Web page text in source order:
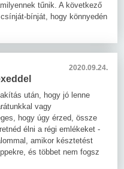
tűnik. A következő
bínját, hogy könnyedén
2020.09.24.
után, hogy jó lenne
vagy
hogy úgy érzed, össze
élni a régi emlékeket -
amikor késztetést
és többet nem fogsz